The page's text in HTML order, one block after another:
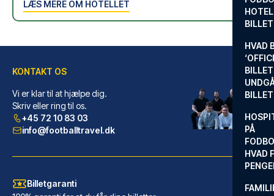
HVAD
PÅ
HVAD
LÆS MERE OM HOTELLET
KONTAKT OS
Vi er klar til at hjælpe dig.
Skriv eller ring til os.
+45 72 10 83 03
info@footballtravel.dk
Billetgaranti